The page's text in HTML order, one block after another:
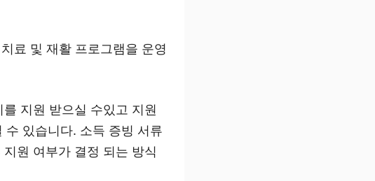
료 및 재활 프로그램을 운영
지원 받으실 수있고 지원
있습니다. 소득 증빙 서류
원 여부가 결정 되는 방식